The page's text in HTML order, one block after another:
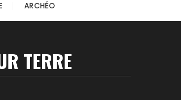
ARCHÉO
TERRE